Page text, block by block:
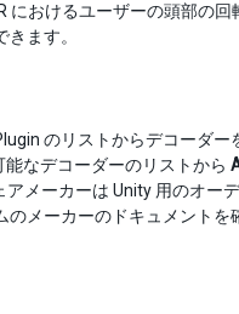
おけるユーザーの頭部の回
ます。
のリストからデコーダー
なデコーダーのリストから
メーカーは Unity 用のオー
メーカーのドキュメントを